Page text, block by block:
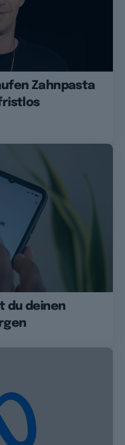
Zahnpasta
du deinen